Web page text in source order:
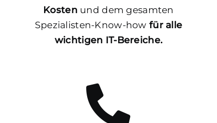
Kosten und dem gesamten
Spezialisten-Know-how für alle
wichtigen IT-Bereiche.